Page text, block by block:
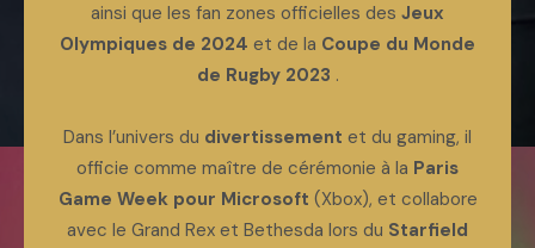
ainsi que les fan zones officielles des Jeux
Olympiques de 2024 et de la Coupe du Monde
de Rugby 2023 .
Dans l’univers du divertissement et du gaming, il
officie comme maître de cérémonie à la Paris
Game Week pour Microsoft (Xbox), et collabore
avec le Grand Rex et Bethesda lors du Starfield